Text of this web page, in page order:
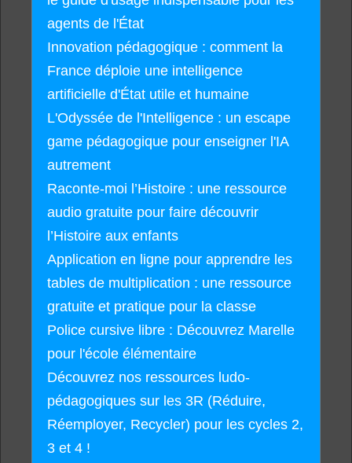
agents de l'État
Innovation pédagogique : comment la
France déploie une intelligence
artificielle d'État utile et humaine
L'Odyssée de l'Intelligence : un escape
game pédagogique pour enseigner l'IA
autrement
Raconte-moi l’Histoire : une ressource
audio gratuite pour faire découvrir
l’Histoire aux enfants
Application en ligne pour apprendre les
tables de multiplication : une ressource
gratuite et pratique pour la classe
Police cursive libre : Découvrez Marelle
pour l'école élémentaire
Découvrez nos ressources ludo-
pédagogiques sur les 3R (Réduire,
Réemployer, Recycler) pour les cycles 2,
3 et 4 !